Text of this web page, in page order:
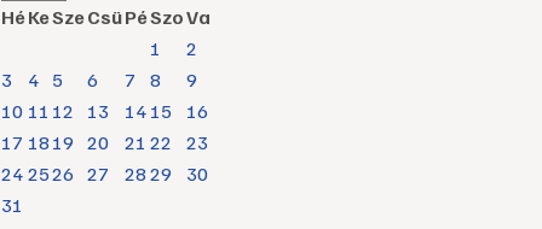
HéKeSzeCsüPéSzoVa
1
2
3
4 5 6 7 8
9
10 11 12 13 14 15
16
17 18 19 20 21 22
23
24 2526 27 28 29
30
31